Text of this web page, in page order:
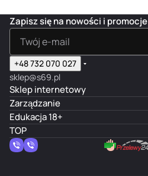
Zapisz się na nowości i promocje
+48 732 070 027
sklep@s69.pl
Sklep internetowy
Zarządzanie
Edukacja 18+
TOP